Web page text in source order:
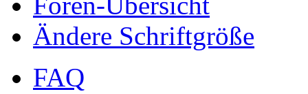
Ändere Schriftgröße
FAQ